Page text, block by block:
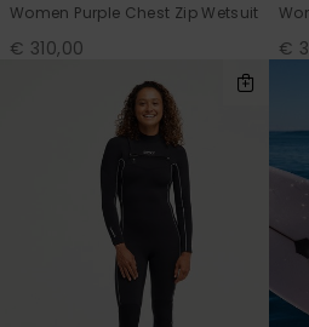
Women Purple Chest Zip Wetsuit
€ 310,00 €